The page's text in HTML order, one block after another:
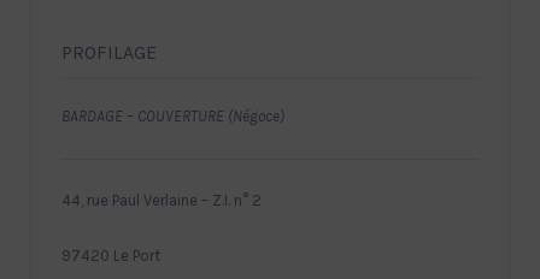
PROFILAGE
BARDAGE – COUVERTURE (Négoce)
44, rue Paul Verlaine – Z.I. n° 2
97420 Le Port